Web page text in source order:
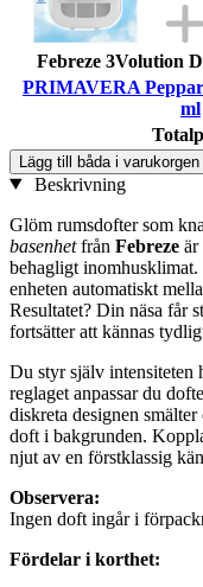
Febreze 3Volution
PRIMAVERA
ml
Lägg till båda i varukorgen
Beskrivning
Glöm rumsdofter som
basenhetfrån Febreze är
behagligt
enheten automatiskt
Resultatet? Din näsa får
fortsätter att kännas
Du styr själv intensiteten
reglaget anpassar du
diskreta designen
doft i bakgrunden.
njut av en förstklassig
Observera:
Ingen doft ingår i
Fördelar i korthet: